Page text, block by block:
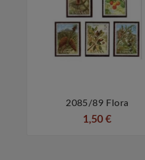
 
2085/89 Flora
1,50 €